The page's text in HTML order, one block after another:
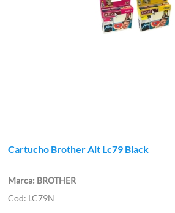
Cartucho Brother Alt Lc79 Black
BROTHER
LC79N